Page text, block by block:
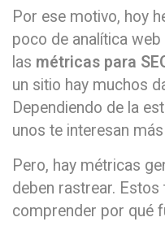
Por ese motivo, hoy
poco de analítica
las métricas para
un sitio hay muchos
Dependiendo de la
unos te interesan
Pero, hay métricas
deben rastrear. Estos
comprender por qué